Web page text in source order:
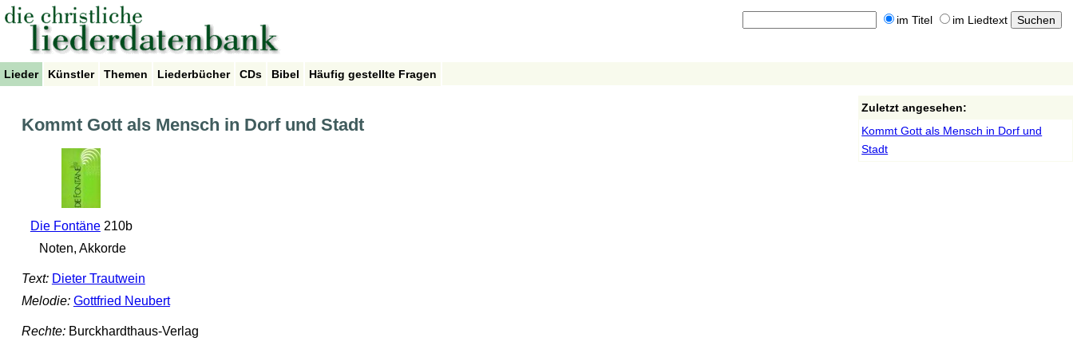
im Titel im Liedtext
Lieder Künstler Themen Liederbücher CDs Bibel Häufig gestellte Fragen
Kommt Gott als Mensch in Dorf und Stadt
Die Fontäne210b
Noten, Akkorde
Text: Dieter Trautwein
Melodie: Gottfried Neubert
Rechte:Burckhardthaus-Verlag
Zuletzt angesehen:
Kommt Gott als Mensch in Dorf und
Stadt